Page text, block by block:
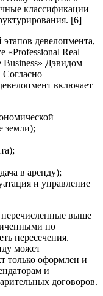
классификации
[6]
девелопмента,
«Professional Real
Business» Дэвидом
включает
земли);
в аренду);
и управление
перечисленные выше
по
пересечения.
может
только оформлен и
и
договоров.